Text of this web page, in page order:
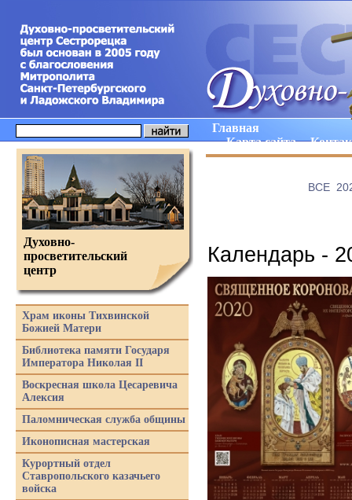
Главная
Карта сайта
ВCE
Календарь -
Духовно-
просветительский
центр
Храм иконы Тихвинской
Божией Матери
Библиотека памяти Государя
Императора Николая II
Воскресная школа Цесаревича
Алексия
Паломническая служба общины
Иконописная мастерская
Курортный отдел
Ставропольского казачьего
войска